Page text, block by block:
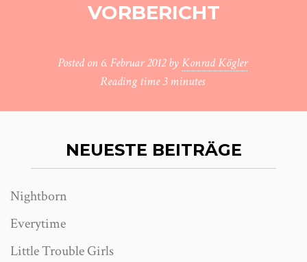
VORBERICHT
Posted on 6. Februar 2012 byKonrad Kögler
Reading time3 minutes
NEUESTE BEITRÄGE
Nightborn
Everytime
Little Trouble Girls